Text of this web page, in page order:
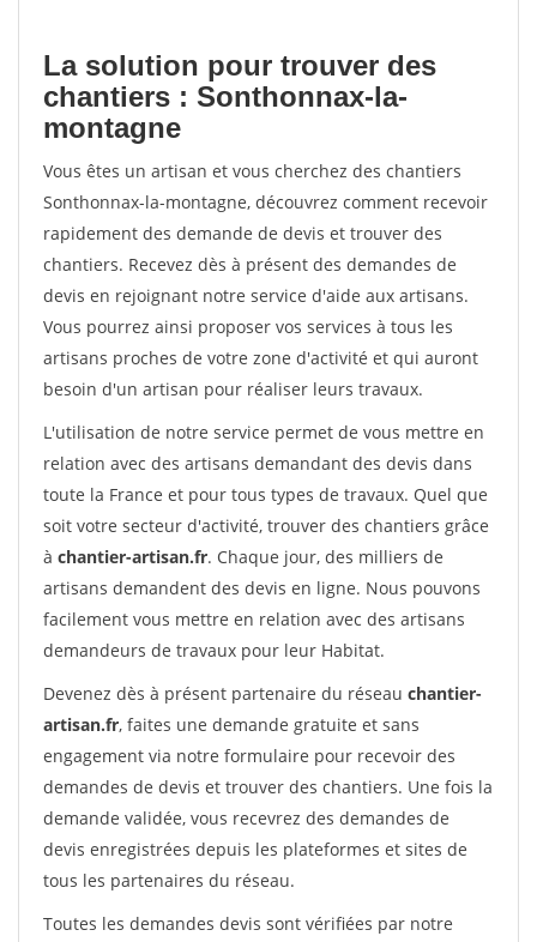
La solution pour trouver des
chantiers : Sonthonnax-la-
montagne
Vous êtes un artisan et vous cherchez des chantiers
Sonthonnax-la-montagne, découvrez comment recevoir
rapidement des demande de devis et trouver des
chantiers. Recevez dès à présent des demandes de
devis en rejoignant notre service d'aide aux artisans.
Vous pourrez ainsi proposer vos services à tous les
artisans proches de votre zone d'activité et qui auront
besoin d'un artisan pour réaliser leurs travaux.
L'utilisation de notre service permet de vous mettre en
relation avec des artisans demandant des devis dans
toute la France et pour tous types de travaux. Quel que
soit votre secteur d'activité, trouver des chantiers grâce
à chantier-artisan.fr. Chaque jour, des milliers de
artisans demandent des devis en ligne. Nous pouvons
facilement vous mettre en relation avec des artisans
demandeurs de travaux pour leur Habitat.
Devenez dès à présent partenaire du réseau chantier-
artisan.fr, faites une demande gratuite et sans
engagement via notre formulaire pour recevoir des
demandes de devis et trouver des chantiers. Une fois la
demande validée, vous recevrez des demandes de
devis enregistrées depuis les plateformes et sites de
tous les partenaires du réseau.
Toutes les demandes devis sont vérifiées par notre